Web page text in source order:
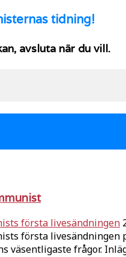
tidning!
avsluta när du vill.
första livesändningen
första livesändningen
väsentligaste frågor.